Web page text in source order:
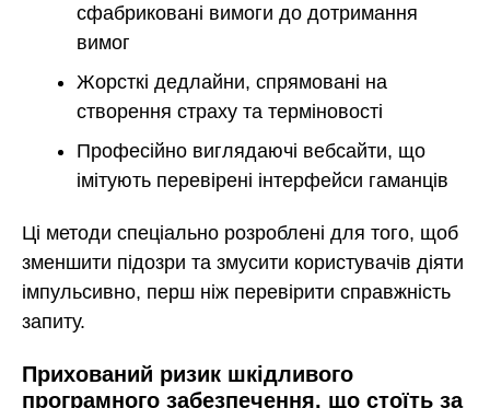
сфабриковані вимоги до дотримання
вимог
Жорсткі дедлайни, спрямовані на
створення страху та терміновості
Професійно виглядаючі вебсайти, що
імітують перевірені інтерфейси гаманців
Ці методи спеціально розроблені для того, щоб
зменшити підозри та змусити користувачів діяти
імпульсивно, перш ніж перевірити справжність
запиту.
Прихований ризик шкідливого
програмного забезпечення, що стоїть за